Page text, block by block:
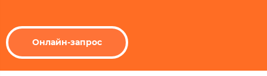
Онлайн-запрос